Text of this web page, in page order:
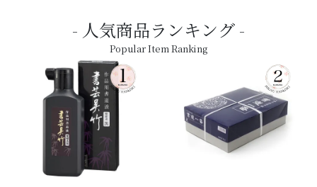
人気商品ランキング
Popular Item Ranking